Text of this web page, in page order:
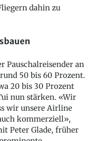
dahin zu
Pauschalreisender an
50 bis 60 Prozent.
20 bis 30 Prozent
nun stärken. «Wir
wir unsere Airline
kommerziell»,
Peter Glade, früher